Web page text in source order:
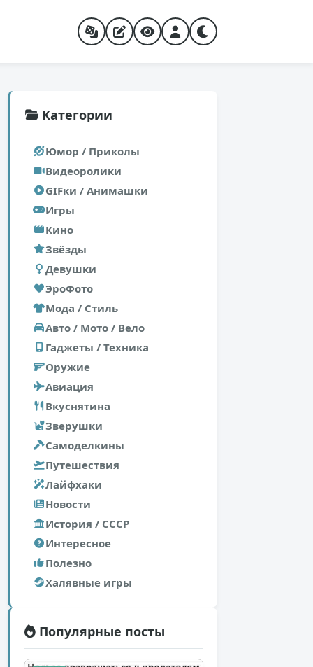
Категории
Юмор / Приколы
Видеоролики
GIFки / Анимашки
Игры
Кино
Звёзды
Девушки
ЭроФото
Мода / Стиль
Авто / Мото / Вело
Гаджеты / Техника
Оружие
Авиация
Вкуснятина
Зверушки
Самоделкины
Путешествия
Лайфхаки
Новости
История / СССР
Интересное
Полезно
Халявные игры
Популярные посты